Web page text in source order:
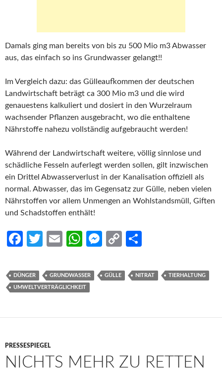
Damals ging man bereits von bis zu 500 Mio m3 Abwasser
aus, das einfach so ins Grundwasser gelangt!!
Im Vergleich dazu: das Gülleaufkommen der deutschen
Landwirtschaft beträgt ca 300 Mio m3 und die wird
genauestens kalkuliert und dosiert in den Wurzelraum
wachsender Pflanzen ausgebracht, wo die enthaltene
Nährstoffe nahezu vollständig aufgebraucht werden!
Während der Landwirtschaft weitere, völlig sinnlose und
schädliche Fesseln auferlegt werden sollen, gilt inzwischen
ein Drittel Abwasserverlust in der Kanalisation offiziell als
normal. Abwasser, das im Gegensatz zur Gülle, neben vielen
Nährstoffen vor allem Unmengen an Wohlstandsmüll, Giften
und Schadstoffen enthält!
Fa
b
o
k
T
itt
er
E
ail
W
at
s
p
M
se
er
C
p
n
ar
DÜNGER GRUNDWASSER GÜLLE NITRAT TIERHALTUNG
UMWELTVERTRÄGLICHKEIT
PRESSESPIEGEL
NICHTS MEHR ZU RETTEN